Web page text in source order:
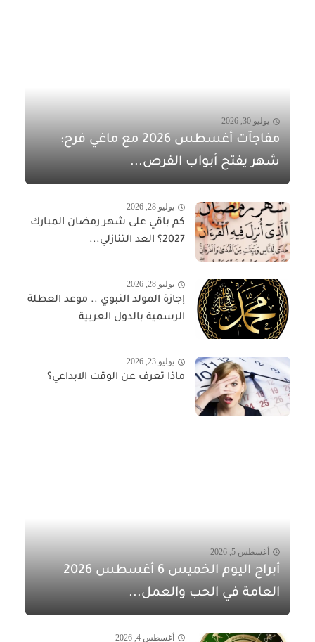
يوليو 30, 2026
مفاجآت أغسطس 2026 مع ماغي فرح:
شهر يفتح أبواب الفرص...
يوليو 28, 2026
كم باقي على شهر رمضان المبارك
2027؟ العد التنازلي...
يوليو 28, 2026
إجازة المولد النبوي .. موعد العطلة
الرسمية بالدول العربية
يوليو 23, 2026
ماذا تعرف عن الوقت الابداعي؟
أغسطس 5, 2026
أبراج اليوم الخميس 6 أغسطس 2026
العامة في الحب والعمل...
أغسطس 4, 2026